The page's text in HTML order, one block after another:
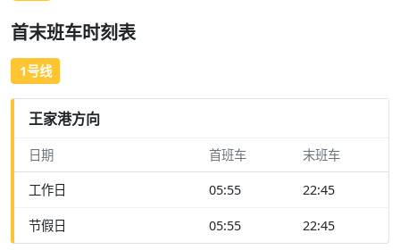
首末班车时刻表
1号线
王家港方向
日期 首班车 末班车
工作日 05:55 22:45
节假日 05:55 22:45